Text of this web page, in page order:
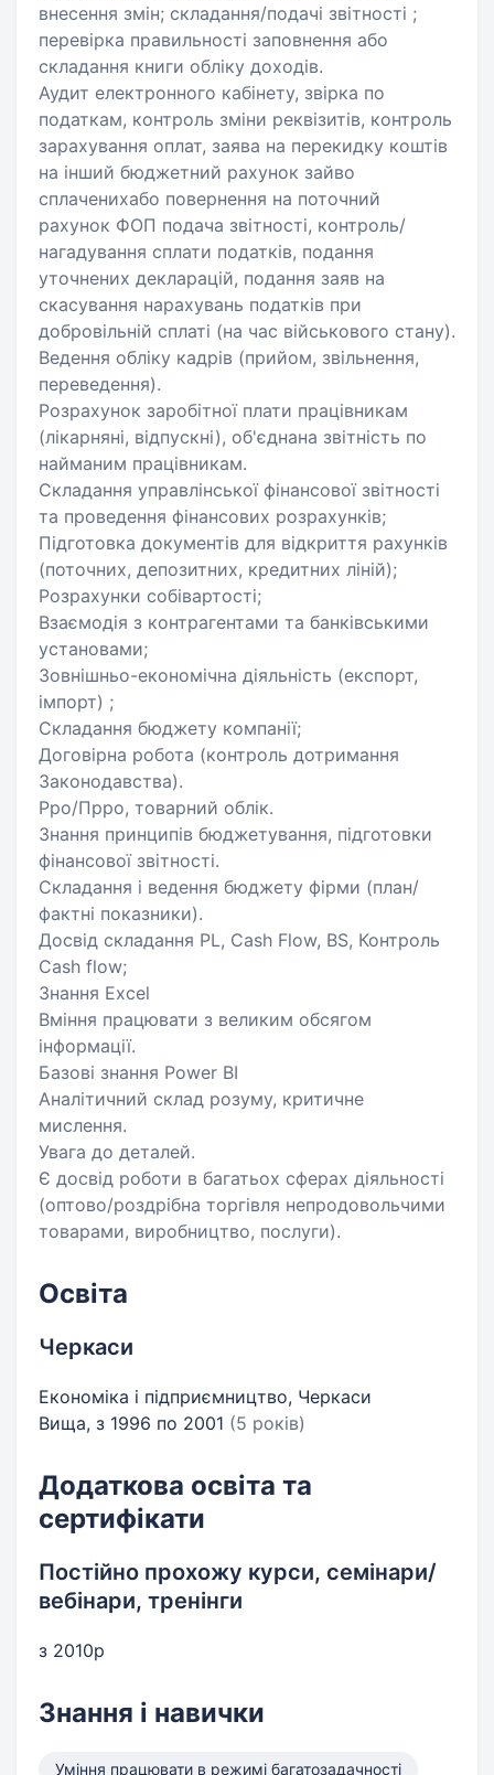
внесення змін; складання/подачі звітності ;
перевірка правильності заповнення або
складання книги обліку доходів.
Аудит електронного кабінету, звірка по
податкам, контроль зміни реквізитів, контроль
зарахування оплат, заява на перекидку коштів
на інший бюджетний рахунок зайво
сплаченихабо повернення на поточний
рахунок ФОП подача звітності, контроль/
нагадування сплати податків, подання
уточнених декларацій, подання заяв на
скасування нарахувань податків при
добровільній сплаті (на час військового стану).
Ведення обліку кадрів (прийом, звільнення,
переведення).
Розрахунок заробітної плати працівникам
(лікарняні, відпускні), об'єднана звітність по
найманим працівникам.
Складання управлінської фінансової звітності
та проведення фінансових розрахунків;
Підготовка документів для відкриття рахунків
(поточних, депозитних, кредитних ліній);
Розрахунки собівартості;
Взаємодія з контрагентами та банківськими
установами;
Зовнішньо-економічна діяльність (експорт,
імпорт) ;
Складання бюджету компанії;
Договірна робота (контроль дотримання
Законодавства).
Рро/Прро, товарний облік.
Знання принципів бюджетування, підготовки
фінансової звітності.
Складання і ведення бюджету фірми (план/
фактні показники).
Досвід складання PL, Cash Flow, BS, Контроль
Cash flow;
Знання Excel
Вміння працювати з великим обсягом
інформації.
Базові знання Power BI
Аналітичний склад розуму, критичне
мислення.
Увага до деталей.
Є досвід роботи в багатьох сферах діяльності
(оптово/роздрібна торгівля непродовольчими
товарами, виробництво, послуги).
Освіта
Черкаси
Економіка і підприємництво, Черкаси
Вища, з 1996 по 2001 (5 років)
Додаткова освіта та
сертифікати
Постійно прохожу курси, семінари/
вебінари, тренінги
з 2010р
Знання і навички
Уміння працювати в режимі багатозадачності